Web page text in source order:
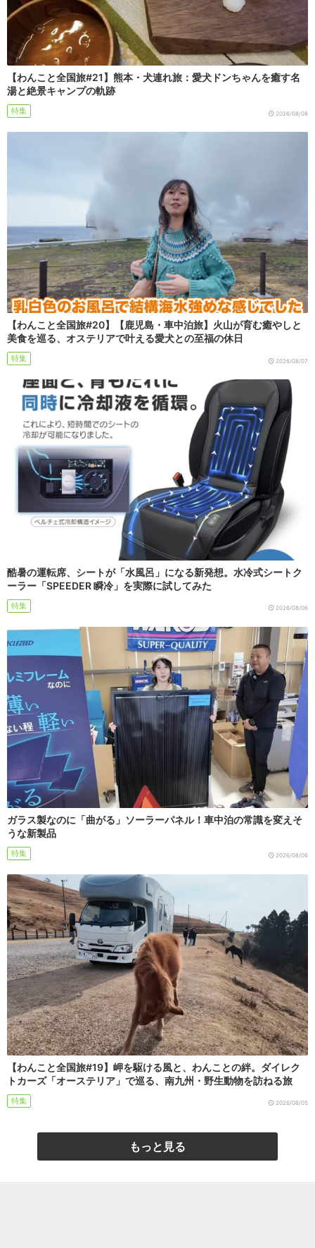
【わんこと全国旅#21】熊本・犬連れ旅：愛犬ドンちゃんを癒す名
湯と絶景キャンプの軌跡
特集 2026/08/08
【わんこと全国旅#20】【鹿児島・車中泊旅】火山が育む癒やしと
美食を巡る、オステリアで叶える愛犬との至福の休日
特集 2026/08/07
酷暑の運転席、シートが「水風呂」になる新発想。水冷式シートク
ーラー「SPEEDER 瞬冷」を実際に試してみた
特集 2026/08/06
ガラス製なのに「曲がる」ソーラーパネル！車中泊の常識を変えそ
うな新製品
特集 2026/08/06
【わんこと全国旅#19】岬を駆ける風と、わんことの絆。ダイレク
トカーズ「オーステリア」で巡る、南九州・野生動物を訪ねる旅
特集 2026/08/05
もっと見る